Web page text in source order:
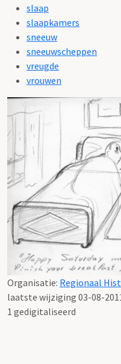
slaap
slaapkamers
sneeuw
sneeuwscheppen
vreugde
vrouwen
Organisatie: Regionaal
laatste wijziging 03-08-
1 gedigitaliseerd